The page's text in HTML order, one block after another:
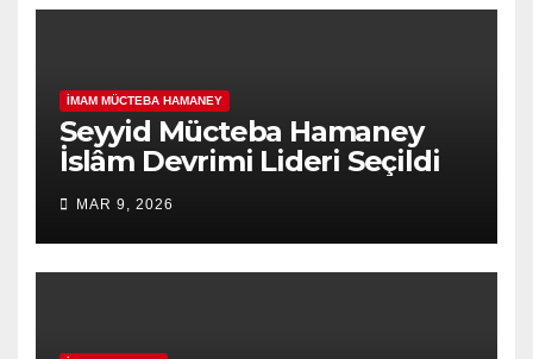
İMAM MÜCTEBA HAMANEY
Seyyid Mücteba Hamaney
İslâm Devrimi Lideri Seçildi
MAR 9, 2026